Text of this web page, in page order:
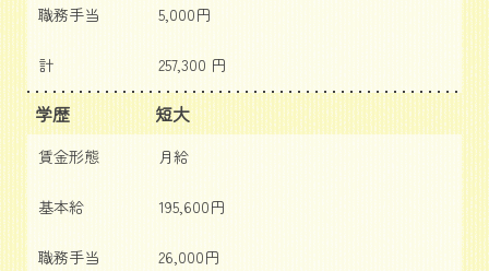
職務手当 5,000円
計 257,300 円
学歴 短大
賃金形態 月給
基本給 195,600円
職務手当 26,000円